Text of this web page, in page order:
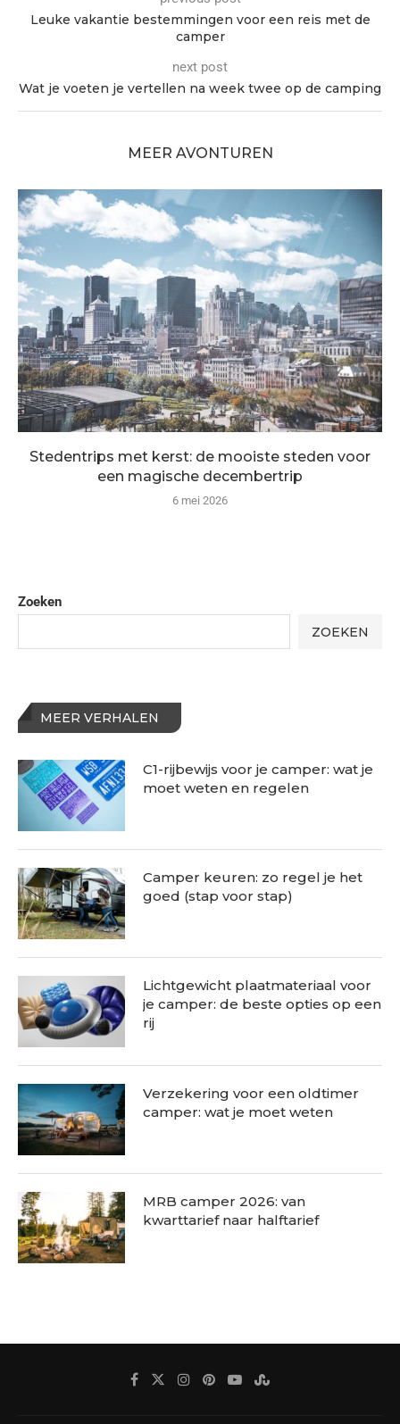
Leuke vakantie bestemmingen voor een reis met de
camper
next post
Wat je voeten je vertellen na week twee op de camping
MEER AVONTUREN
Stedentrips met kerst: de mooiste steden voor
een magische decembertrip
6 mei 2026
Zoeken
ZOEKEN
MEER VERHALEN
C1-rijbewijs voor je camper: wat je
moet weten en regelen
Camper keuren: zo regel je het
goed (stap voor stap)
Lichtgewicht plaatmateriaal voor
je camper: de beste opties op een
rij
Verzekering voor een oldtimer
camper: wat je moet weten
MRB camper 2026: van
kwarttarief naar halftarief